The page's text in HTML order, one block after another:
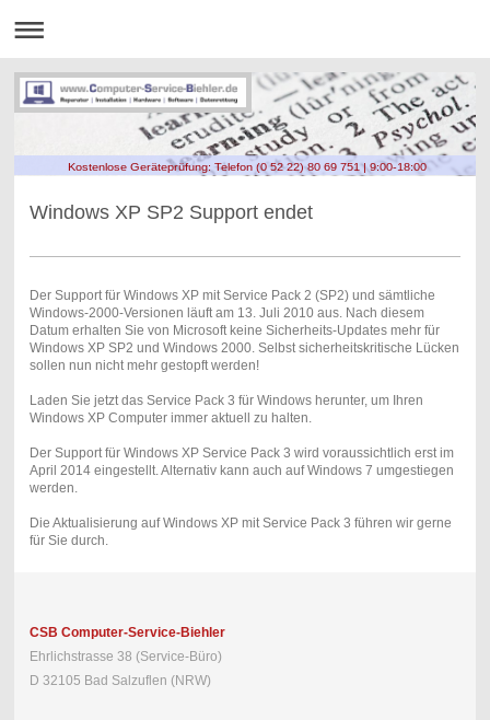
Kostenlose Geräteprüfung: Telefon (0 52 22) 80 69 751 | 9:00-18:00
Windows XP SP2 Support endet
Der Support für Windows XP mit Service Pack 2 (SP2) und sämtliche
Windows-2000-Versionen läuft am 13. Juli 2010 aus. Nach diesem
Datum erhalten Sie von Microsoft keine Sicherheits-Updates mehr für
Windows XP SP2 und Windows 2000. Selbst sicherheitskritische Lücken
sollen nun nicht mehr gestopft werden!
Laden Sie jetzt das Service Pack 3 für Windows herunter, um Ihren
Windows XP Computer immer aktuell zu halten.
Der Support für Windows XP Service Pack 3 wird voraussichtlich erst im
April 2014 eingestellt. Alternativ kann auch auf Windows 7 umgestiegen
werden.
Die Aktualisierung auf Windows XP mit Service Pack 3 führen wir gerne
für Sie durch.
CSB Computer-Service-Biehler
Ehrlichstrasse 38 (Service-Büro)
D 32105 Bad Salzuflen (NRW)